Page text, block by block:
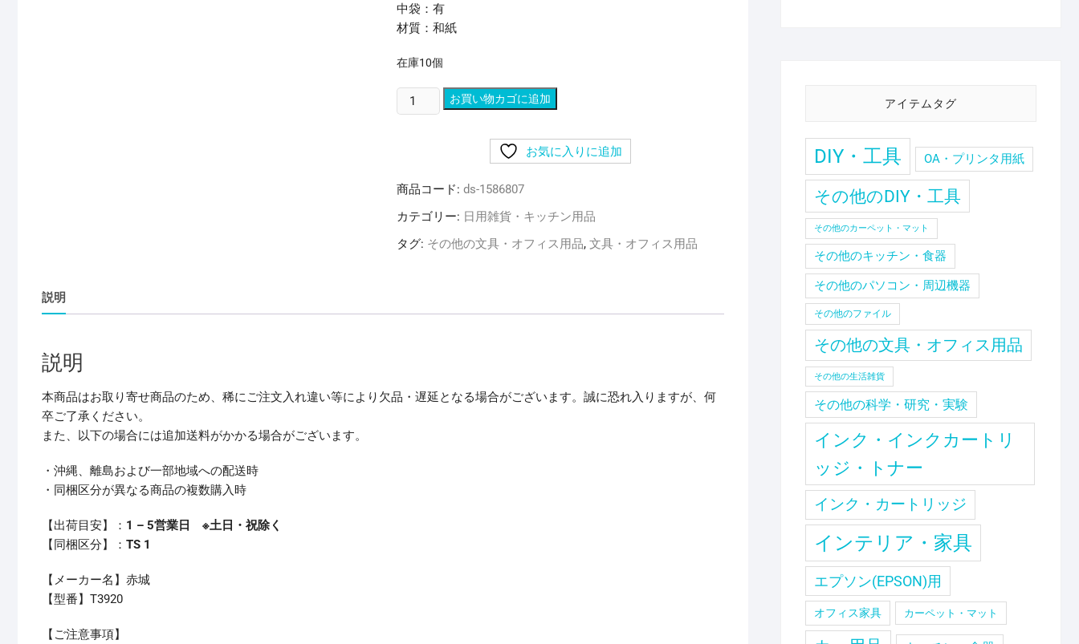
中袋：有
材質：和紙
在庫10個
(ま
と
御
見
本
ク
お買い物カゴに追加
お気に入りに追加
商品コード: ds-1586807
カテゴリー: 日用雑貨・キッチン用品
タグ: その他の文具・オフィス用品, 文具・オフィス用品
説明
説明
本商品はお取り寄せ商品のため、稀にご注文入れ違い等により欠品・遅延となる場合がございます。誠に恐れ入りますが、何
卒ご了承ください。
また、以下の場合には追加送料がかかる場合がございます。
・沖縄、離島および一部地域への配送時
・同梱区分が異なる商品の複数購入時
【出荷目安】： 1 – 5営業日 ※土日・祝除く
【同梱区分】： TS 1
【メーカー名】赤城
【型番】T3920
【ご注意事項】
アイテムタグ
DIY・工具 OA・プリンタ用紙
その他のDIY・工具
その他のカーペット・マット
その他のキッチン・食器
その他のパソコン・周辺機器
その他のファイル
その他の文具・オフィス用品
その他の生活雑貨
その他の科学・研究・実験
インク・インクカートリ
ッジ・トナー
インク・カートリッジ
インテリア・家具
エプソン(EPSON)用
オフィス家具 カーペット・マット